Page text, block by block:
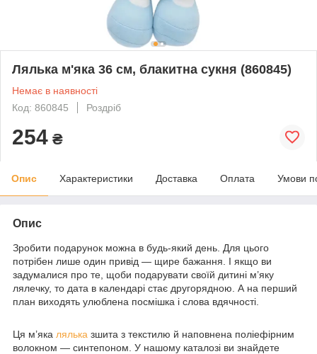
Лялька м'яка 36 см, блакитна сукня (860845)
Немає в наявності
Код: 860845
Роздріб
254 ₴
Опис Характеристики Доставка Оплата Умови
Опис
Зробити подарунок можна в будь-який день. Для цього
потрібен лише один привід — щире бажання. І якщо ви
задумалися про те, щоби подарувати своїй дитині м’яку
лялечку, то дата в календарі стає другорядною. А на перший
план виходять улюблена посмішка і слова вдячності.
Ця м’яка лялька зшита з текстилю й наповнена поліефірним
волокном — синтепоном. У нашому каталозі ви знайдете